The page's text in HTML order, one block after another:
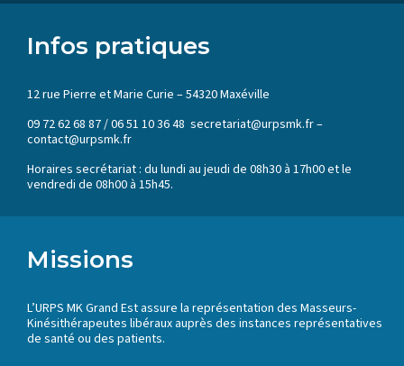
Infos pratiques
12 rue Pierre et Marie Curie – 54320 Maxéville
09 72 62 68 87 / 06 51 10 36 48 secretariat@urpsmk.fr –
contact@urpsmk.fr
Horaires secrétariat : du lundi au jeudi de 08h30 à 17h00 et le
vendredi de 08h00 à 15h45.
Missions
L’URPS MK Grand Est assure la représentation des Masseurs-
Kinésithérapeutes libéraux auprès des instances représentatives
de santé ou des patients.